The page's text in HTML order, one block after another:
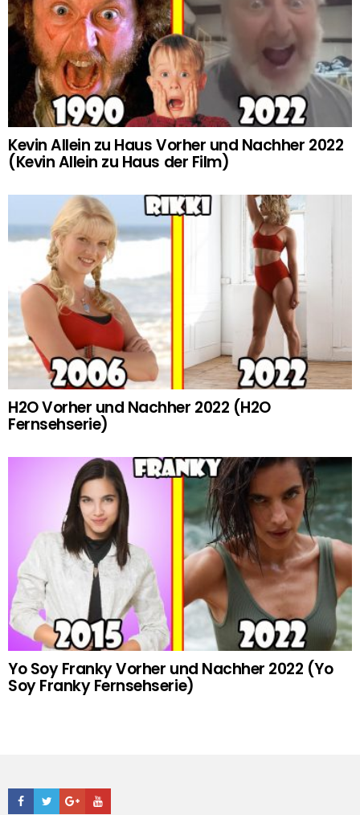
Kevin Allein zu Haus Vorher und Nachher 2022
(Kevin Allein zu Haus der Film)
H2O Vorher und Nachher 2022 (H2O
Fernsehserie)
Yo Soy Franky Vorher und Nachher 2022 (Yo
Soy Franky Fernsehserie)
Facebook
TwitterGoogle+Youtube